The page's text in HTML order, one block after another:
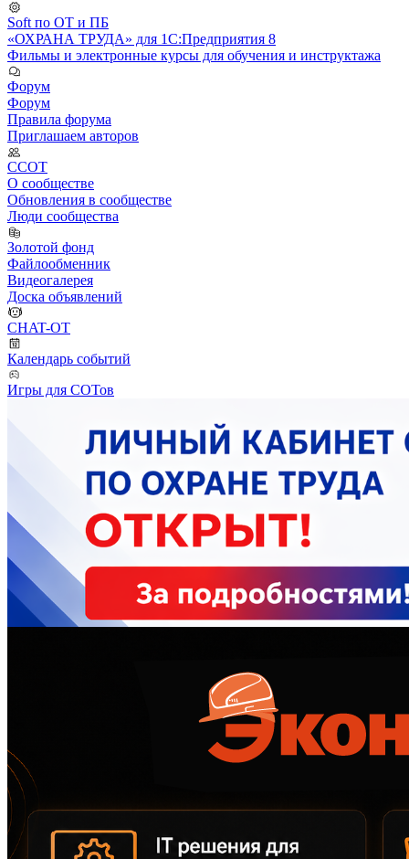
Soft по ОТ и ПБ
«ОХРАНА ТРУДА» для 1С:Предприятия 8
Фильмы и электронные курсы для обучения и инструктажа
Форум
Форум
Правила форума
Приглашаем авторов
ССОТ
О сообществе
Обновления в сообществе
Люди сообщества
Золотой фонд
Файлообменник
Видеогалерея
Доска объявлений
CHAT-OT
Календарь событий
Игры для СОТов